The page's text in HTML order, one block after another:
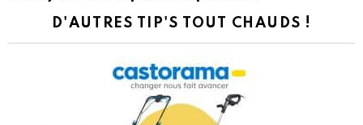
D'AUTRES TIP'S TOUT CHAUDS !